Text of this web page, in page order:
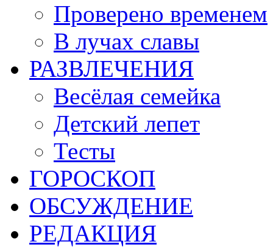
Проверено временем
В лучах славы
РАЗВЛЕЧЕНИЯ
Весёлая семейка
Детский лепет
Тесты
ГОРОСКОП
ОБСУЖДЕНИЕ
РЕДАКЦИЯ